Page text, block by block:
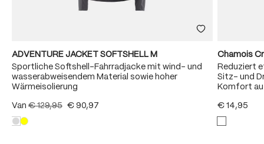
ADVENTURE JACKET SOFTSHELL M
Sportliche Softshell-Fahrradjacke mit wind- und
wasserabweisendem Material sowie hoher
Wärmeisolierung
Van € 129,95 € 90,97
Chamois
Reduziert
Sitz- und
Komfort
€ 14,95